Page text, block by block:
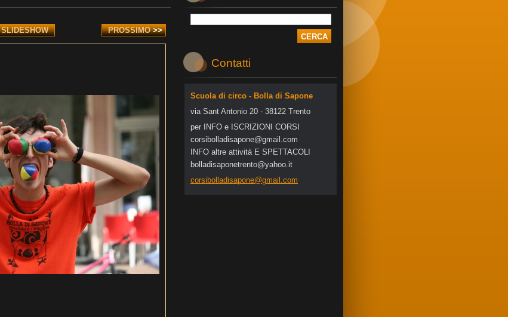
SLIDESHOW PROSSIMO >>
Contatti
Scuola di circo - Bolla di Sapone
via Sant Antonio 20 - 38122 Trento
per INFO e ISCRIZIONI CORSI
corsibol ladisapone@gmail .com
INFO altre attività E SPETTACOLI
bolladisaponetrento@yahoo.it
corsibolladisapone@gmail.com